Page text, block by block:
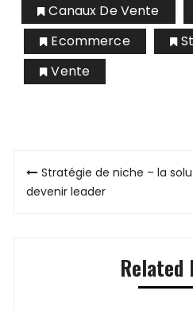
Canaux De Vente
Ecommerce
Vente
Navigation
de
Stratégie de niche – la
devenir leader
Related